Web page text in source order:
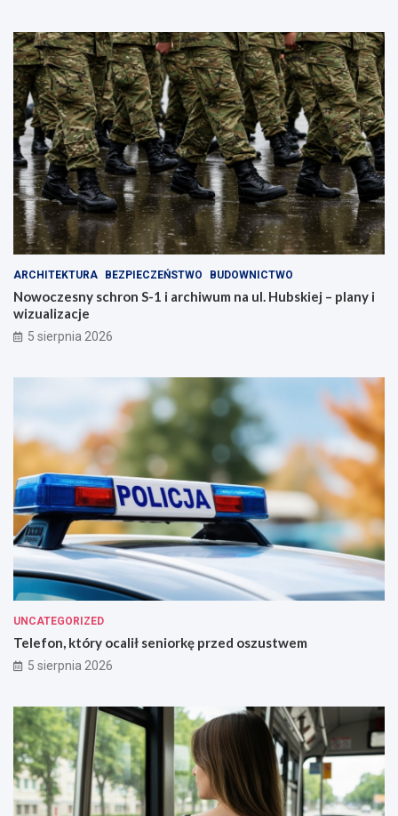
k
t
ó
r
a
z
m
i
e
n
m
i
s
t
o
!
c
h
–
z
a
d
b
a
j
o
s
w
o
e
z
d
r
i
ARCHITEKTURA BEZPIECZEŃSTWO BUDOWNICTWO
Nowoczesny schron S-1 i archiwum na ul. Hubskiej – plany i
wizualizacje
5 sierpnia 2026
UNCATEGORIZED
Telefon, który ocalił seniorkę przed oszustwem
5 sierpnia 2026